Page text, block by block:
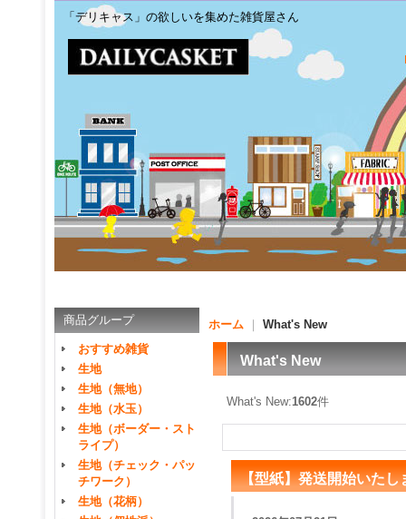
「デリキャス」の欲しいを集めた雑貨屋さん
商品グループ
おすすめ雑貨
生地
生地（無地）
生地（水玉）
生地（ボーダー・スト
ライプ）
生地（チェック・パッ
チワーク）
生地（花柄）
ホーム What's New
What's New
What's New:1602件
【型紙】発送開始いたし